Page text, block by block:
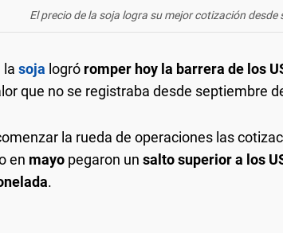
El precio de la soja logra su mejor cotización desde
la soja logró romper hoy la barrera de los
que no se registraba desde septiembre
la rueda de operaciones las
en mayo pegaron un salto superior a los
.